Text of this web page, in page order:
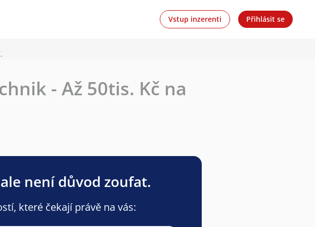
Vstup inzerenti Přihlásit se
- Až 50tis. Kč na
není důvod zoufat.
které čekají právě na vás: